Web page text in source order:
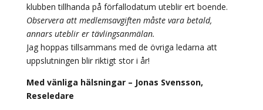
klubben tillhanda på förfallodatum uteblir ert boende.
Observera att medlemsavgiften måste vara betald,
annars uteblir er tävlingsanmälan.
Jag hoppas tillsammans med de övriga ledarna att
uppslutningen blir riktigt stor i år!
Med vänliga hälsningar – Jonas Svensson,
Reseledare